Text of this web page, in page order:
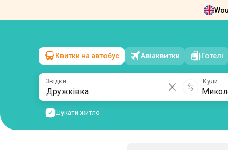
Дружківка→ Миколаїв
пт, 7 серпня/1 пасажир
Квитки на автобус Авіаквитки Готелі
Звідки Куди
Шукати житло